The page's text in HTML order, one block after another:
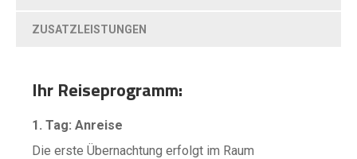
ZUSATZLEISTUNGEN
Ihr Reiseprogramm:
1. Tag: Anreise
Die erste Übernachtung erfolgt im Raum